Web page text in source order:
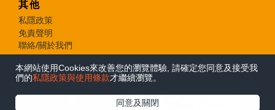
本網站使用Cookies來改善您的瀏覽體驗, 請確定您同意及接受我
們的私隱政策與使用條款才繼續瀏覽。
同意及關閉
其他
私隱政策
免責聲明
聯絡/關於我們
© 2026 e-zone. All Rights Reserved.